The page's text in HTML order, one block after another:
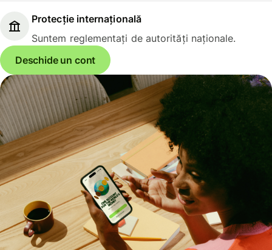
Protecție internațională
Suntem reglementați de autorități naționale.
Deschide un cont